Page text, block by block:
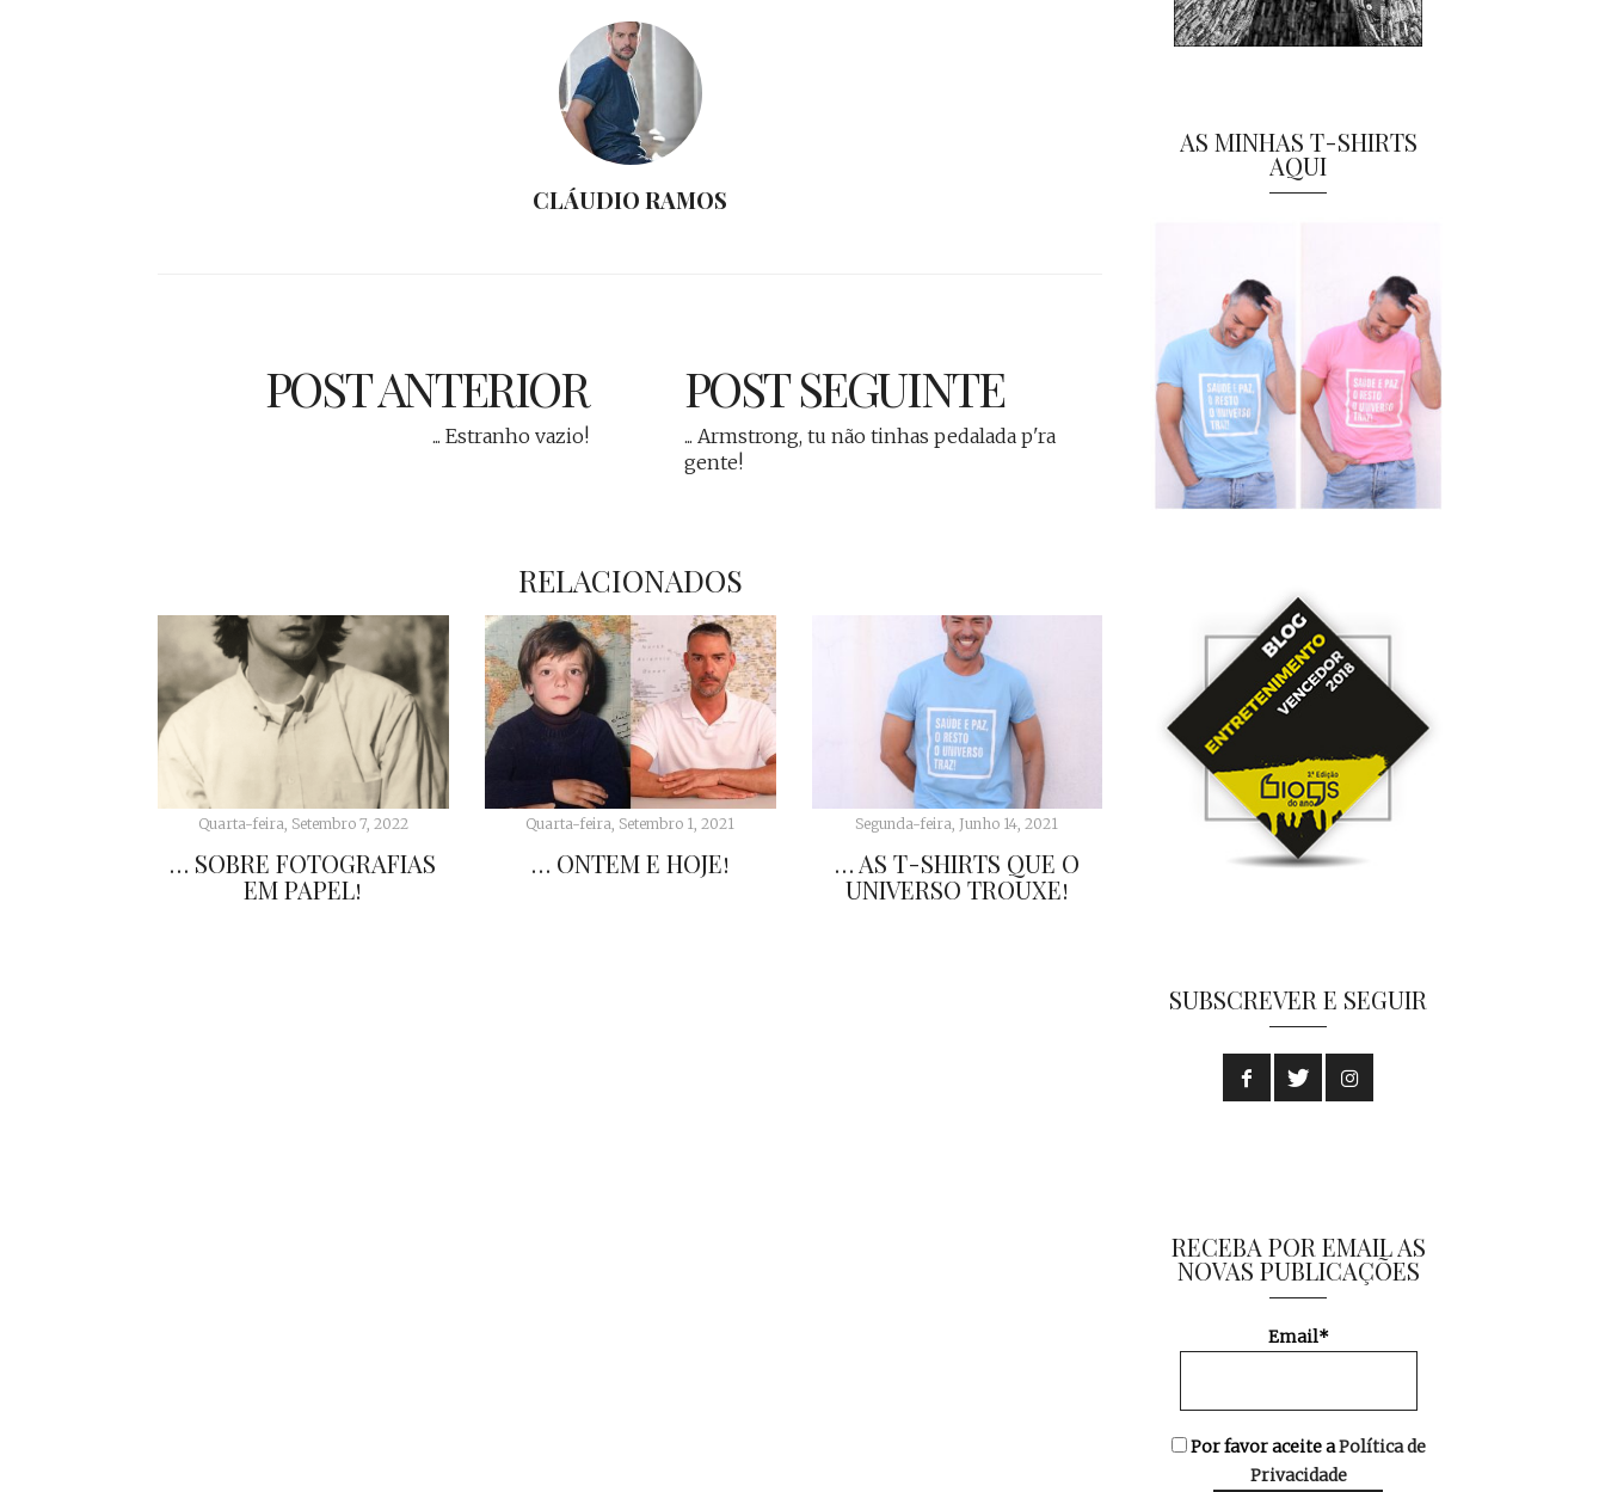
CLÁUDIO RAMOS
POST ANTERIOR
... Estranho vazio!
POST SEGUINTE
... Armstrong, tu não tinhas pedalada p'ra
gente!
RELACIONADOS
Quarta-feira, Setembro 7, 2022
… SOBRE FOTOGRAFIAS
EM PAPEL!
Quarta-feira, Setembro 1, 2021
… ONTEM E HOJE!
Segunda-feira, Junho 14, 2021
… AS T-SHIRTS QUE O
UNIVERSO TROUXE!
AS MINHAS T-SHIRTS
AQUI
SUBSCREVER E SEGUIR
RECEBA POR EMAIL AS
NOVAS PUBLICAÇÕES
Email*
Por favor aceite aPolítica de
Privacidade